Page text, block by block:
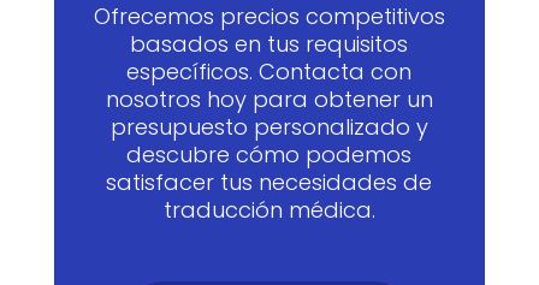
Ofrecemos precios competitivos
basados en tus requisitos
específicos. Contacta con
nosotros hoy para obtener un
presupuesto personalizado y
descubre cómo podemos
satisfacer tus necesidades de
traducción médica.